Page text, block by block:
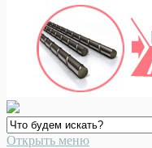
Открыть меню